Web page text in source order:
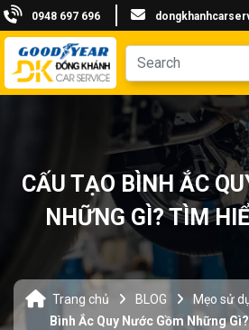
0948 697 696
CẤU TẠO BÌNH ẮC
NHỮNG GÌ? TÌM
Trang chủ BLOG Mẹo sử
Bình Ắc Quy Nước Gồm Những